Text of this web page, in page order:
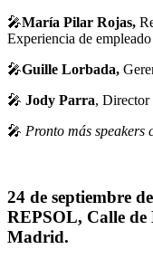
🎤María Pilar Rojas,
Experiencia de
🎤Guille Lorbada,
🎤 Jody Parra, Director
🎤 Pronto más
24 de septiembre
REPSOL, Calle de
Madrid.